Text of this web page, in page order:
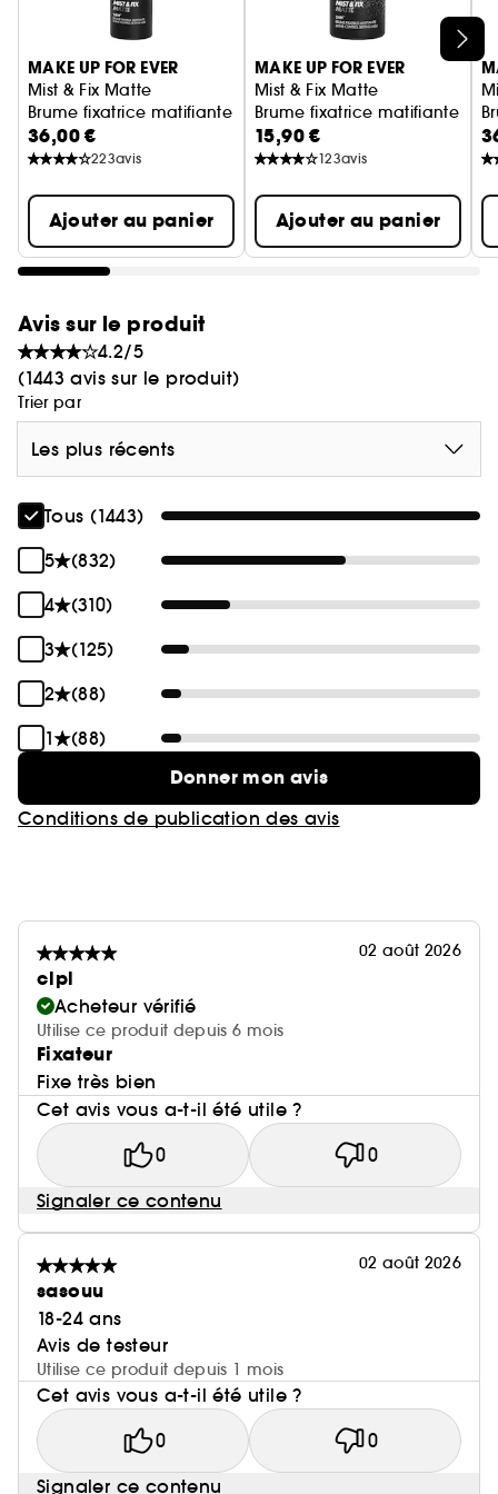
d’ingrédients d’origine naturelle.
Vegan : Des produits sans ingrédient d’origine
animale.
Vegan :Des produits sans ingrédient d’origine
animale.
Ignorer le carrousel produits
MAKE UP FOR EVER
Mist & Fix Matte
Brume fixatrice matifiante 24h
36,00 €
223avis
Ajouter au panier
MAKE UP FOR EVER
Mist & Fix Matte
Brume fixatrice matifiante
15,90 €
123avis
Ajouter au panier
Avis sur le produit
4.2/5
(1443 avis sur le produit)
Trier par
Les plus récents
Tous (1443)
5
(832)
4
(310)
3
(125)
2
(88)
1
(88)
Donner mon avis
Conditions de publication des avis
02 août 2026
clpl
Acheteur vérifié
Utilise ce produit depuis 6 mois
Fixateur
Fixe très bien
Cet avis vous a-t-il été utile ?
0 0
Signaler ce contenu
02 août 2026
sasouu
18-24 ans
Avis de testeur
Utilise ce produit depuis 1 mois
Cet avis vous a-t-il été utile ?
0 0
Signaler ce contenu